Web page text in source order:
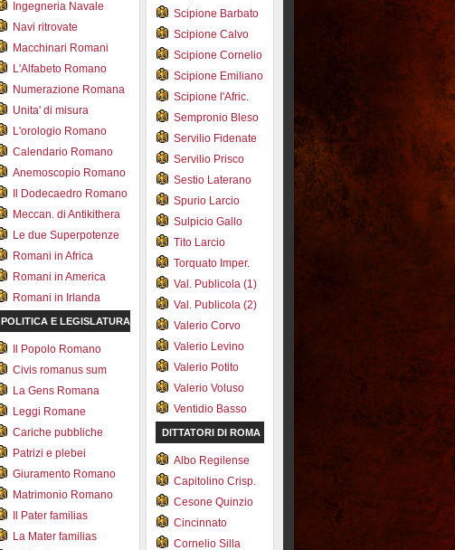
Ingegneria Navale
Navi ritrovate
Macchinari Romani
L'Alfabeto Romano
Numerazione Romana
Unita' di misura
L'orologio Romano
Calendario Romano
Anemoscopio Romano
Il Dodecaedro Romano
Meccan. di Antikithera
Le due Superpotenze
Romani in Africa
Romani in America
Romani in Irlanda
POLITICA E LEGISLATURA
Il Popolo Romano
Civis romanus sum
La Gens Romana
Leggi Romane
Cariche pubbliche
Patrizi e plebei
Giuramento Romano
Matrimonio Romano
Il Pater familias
La Mater familias
Scipione Barbato
Scipione Calvo
Scipione Cornelio
Scipione Emiliano
Scipione l'Afric.
Sempronio Bleso
Servilio Fidenate
Servilio Prisco
Sestio Laterano
Spurio Larcio
Sulpicio Gallo
Tito Larcio
Torquato Imper.
Val. Publicola (1)
Val. Publicola (2)
Valerio Corvo
Valerio Levino
Valerio Potito
Valerio Voluso
Ventidio Basso
DITTATORI DI ROMA
Albo Regilense
Capitolino Crisp.
Cesone Quinzio
Cincinnato
Cornelio Silla